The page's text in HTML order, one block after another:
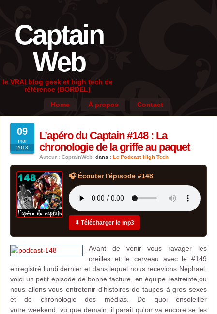
Captain
Web
le VRAI blog geek et high tech de
référence (BORDEL)
Home
À propos Contact
09
mar
2013
L’apéro du Captain #148 : La
chronologie de la griffe au paquet
Auteur : CaptainWeb dans : Le Podcast High Tech
🎧 Écouter l'épisode #148
⬇ Télécharger le mp3
Avant de venir vous ravager les
oreilles et le cerveau avec le #149
enregistré lundi dernier et dans lequel nous recevions Nephael,
voici un petit épisode de bonne facture, en équipe restreinte,ou
nous allons vous entretenir d'histoires de taupes à gros sexes
et de chronologie des médias. De quoi ensoleiller
votre weekend, vu que demain, il parait qu'on va encore se les